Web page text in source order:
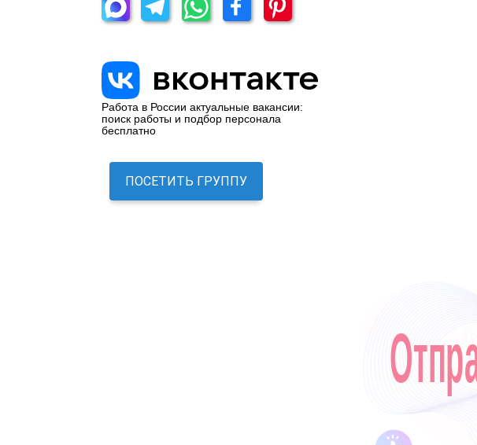
Работа в России актуальные вакансии:
поиск работы и подбор персонала
бесплатно
ПОСЕТИТЬ ГРУППУ